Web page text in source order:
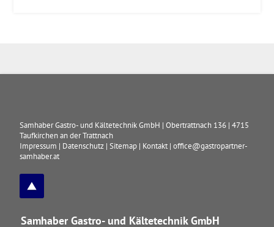
Samhaber Gastro- und Kältetechnik GmbH |Obertrattnach 136 |4715
Taufkirchen an der Trattnach
Impressum | Datenschutz |Sitemap | Kontakt |office@gastropartner-
samhaber.at
Samhaber Gastro- und Kältetechnik GmbH